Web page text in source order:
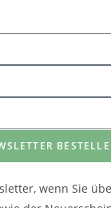
wenn Sie